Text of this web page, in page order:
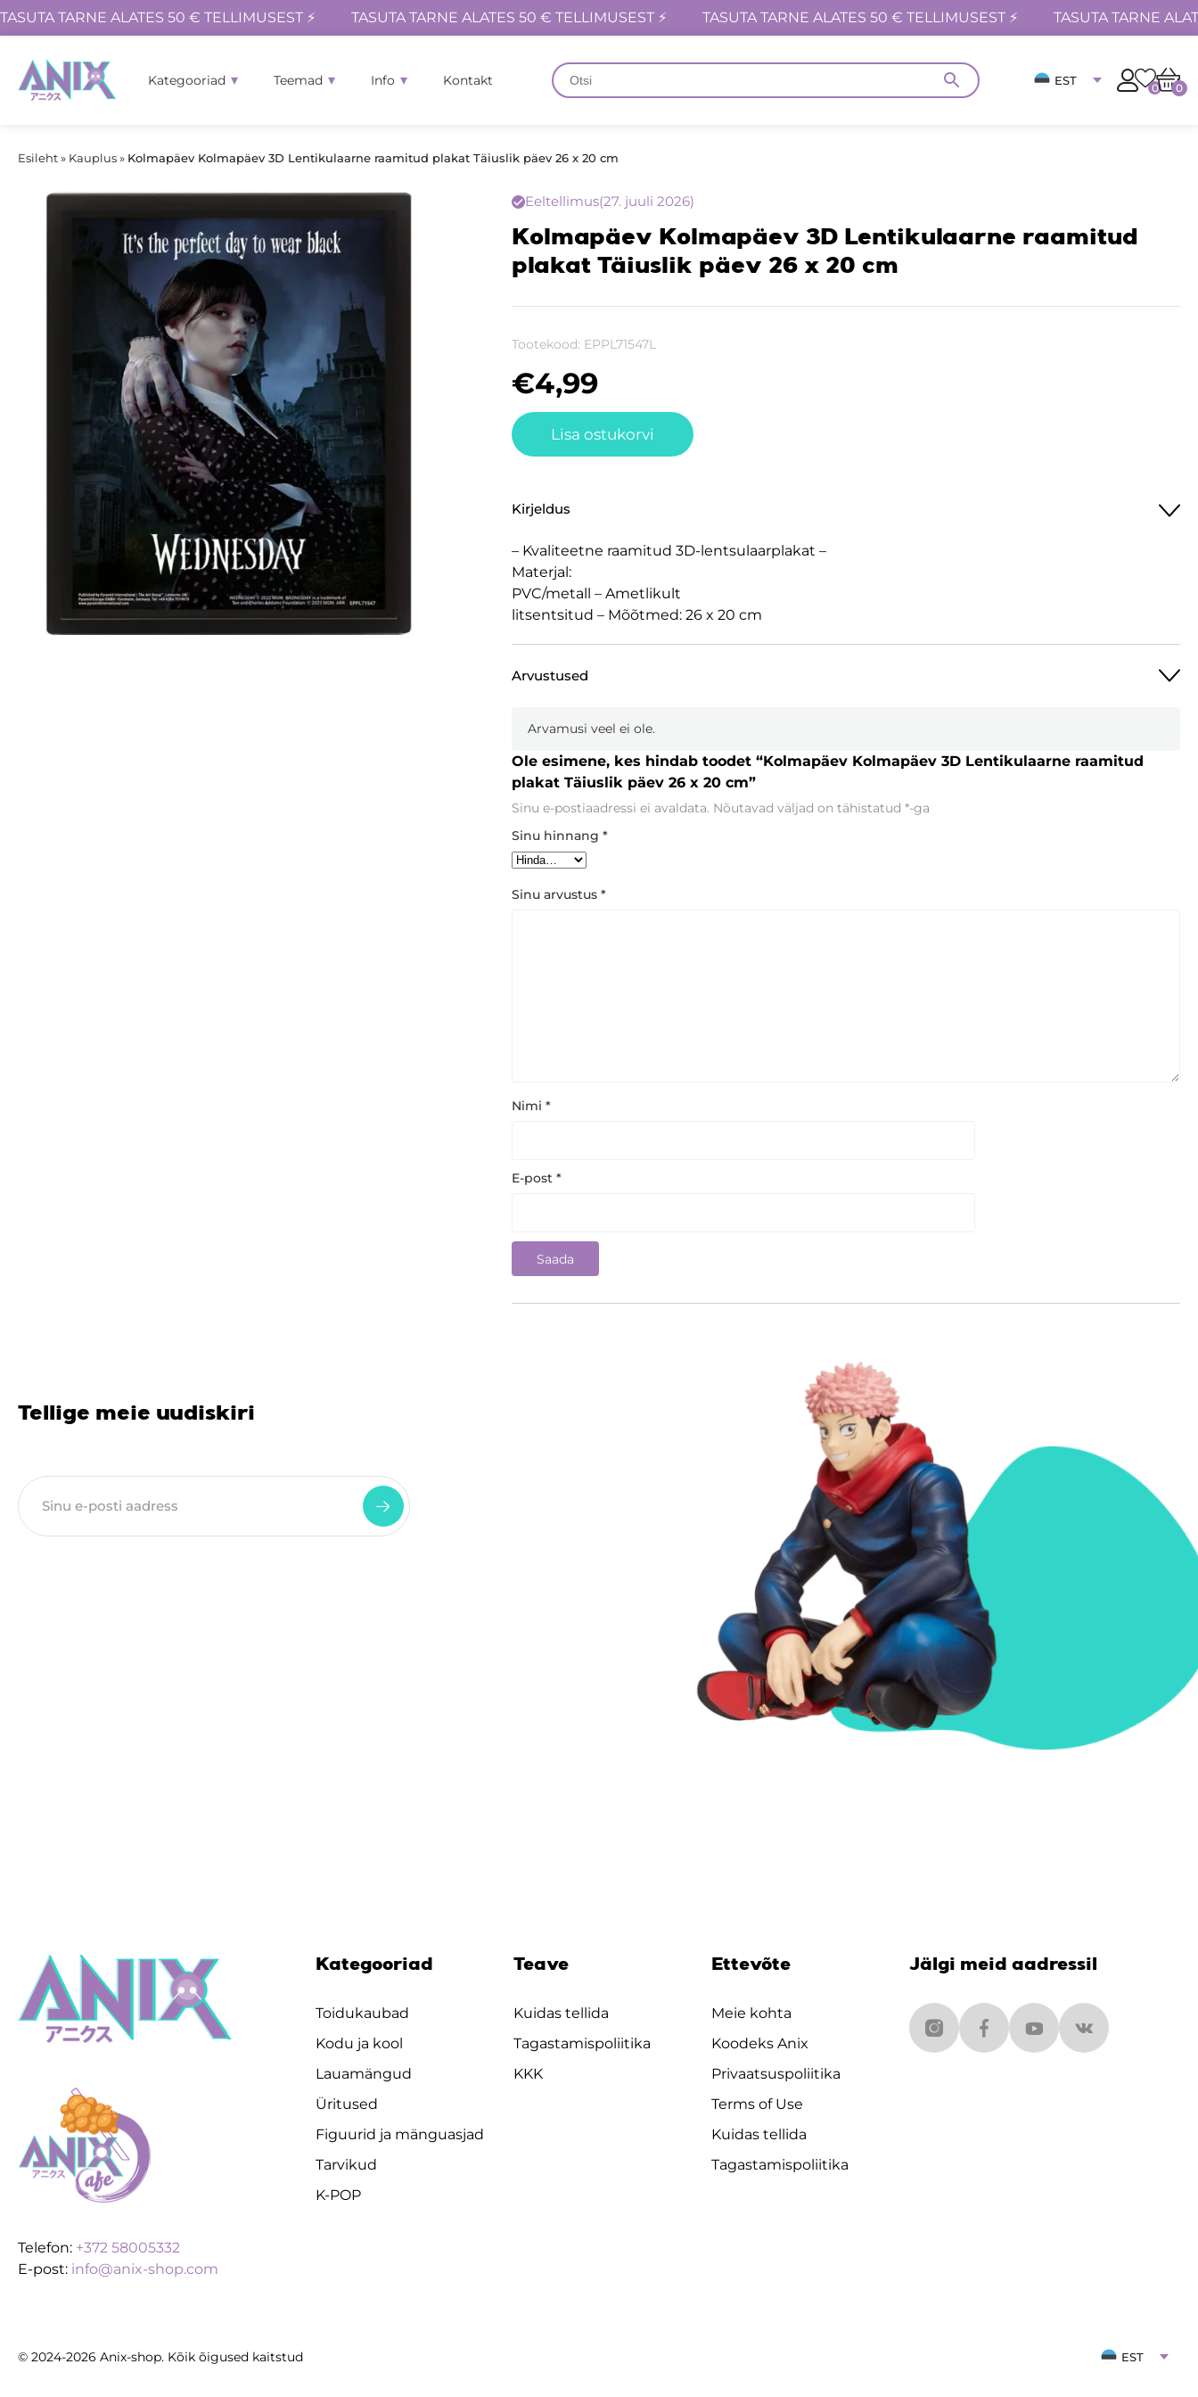
TASUTA TARNE ALATES 50 € TELLIMUSEST ⚡ TASUTA TARNE ALATES 50 € TELLIMUSEST ⚡ TASUTA TARNE ALATES 50 € TELLIMUSEST ⚡ TASUTA TARNE
Kategooriad Teemad Info Kontakt EST
0 0
Esileht» Kauplus» Kolmapäev Kolmapäev 3D Lentikulaarne raamitud plakat Täiuslik päev 26 x 20 cm
Eeltellimus(27. juuli 2026)
Kolmapäev Kolmapäev 3D Lentikulaarne raamitud
plakat Täiuslik päev 26 x 20 cm
Tootekood: EPPL71547L
€4,99
Lisa ostukorvi
Kirjeldus
– Kvaliteetne raamitud 3D-lentsulaarplakat –
Materjal:
PVC/metall – Ametlikult
litsentsitud – Mõõtmed: 26 x 20 cm
Arvustused
Arvamusi veel ei ole.
Ole esimene, kes hindab toodet “Kolmapäev Kolmapäev 3D Lentikulaarne raamitud
plakat Täiuslik päev 26 x 20 cm”
Sinu e-postiaadressi ei avaldata. Nõutavad väljad on tähistatud *-ga
Sinu hinnang *
Sinu arvustus *
Nimi *
E-post *
Tellige meie uudiskiri
Telefon: +372 58005332
E-post: info@anix-shop.com
Kategooriad
Toidukaubad
Kodu ja kool
Lauamängud
Üritused
Figuurid ja mänguasjad
Tarvikud
K-POP
Teave
Kuidas tellida
Tagastamispoliitika
KKK
Ettevõte
Meie kohta
Koodeks Anix
Privaatsuspoliitika
Terms of Use
Kuidas tellida
Tagastamispoliitika
Jälgi meid aadressil
© 2024-2026 Anix-shop. Kõik õigused kaitstud EST